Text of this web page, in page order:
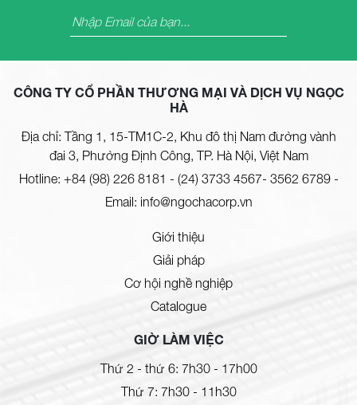
CÔNG TY CỔ PHẦN THƯƠNG MẠI VÀ DỊCH VỤ NGỌC
HÀ
Địa chỉ: Tầng 1, 15-TM1C-2, Khu đô thị Nam đường vành
đai 3, Phường Định Công, TP. Hà Nội, Việt Nam
Hotline: +84 (98) 226 8181 - (24) 3733 4567- 3562 6789-
Email: info@ngochacorp.vn
Giới thiệu
Giải pháp
Cơ hội nghề nghiệp
Catalogue
GIỜ LÀM VIỆC
Thứ 2 - thứ 6: 7h30 - 17h00
Thứ 7: 7h30 - 11h30